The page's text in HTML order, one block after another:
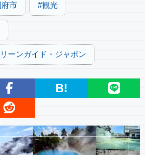
府市 観光
ーンガイド・ジャポン
B!